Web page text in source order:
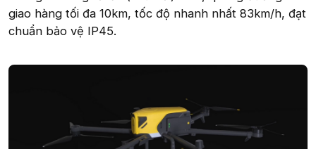
giao hàng tối đa 10km, tốc độ nhanh nhất 83km/h, đạt
chuẩn bảo vệ IP45.